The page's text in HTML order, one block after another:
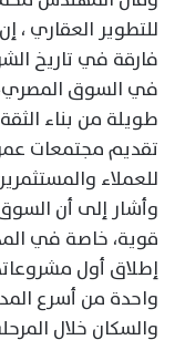
فارقة في تاريخ
في السوق المصري،
طويلة من بناء
تقديم مجتمعات
للعملاء
وأشار إلى أن
قوية، خاصة في
إطلاق أول
واحدة من أسرع
والسكان خلال